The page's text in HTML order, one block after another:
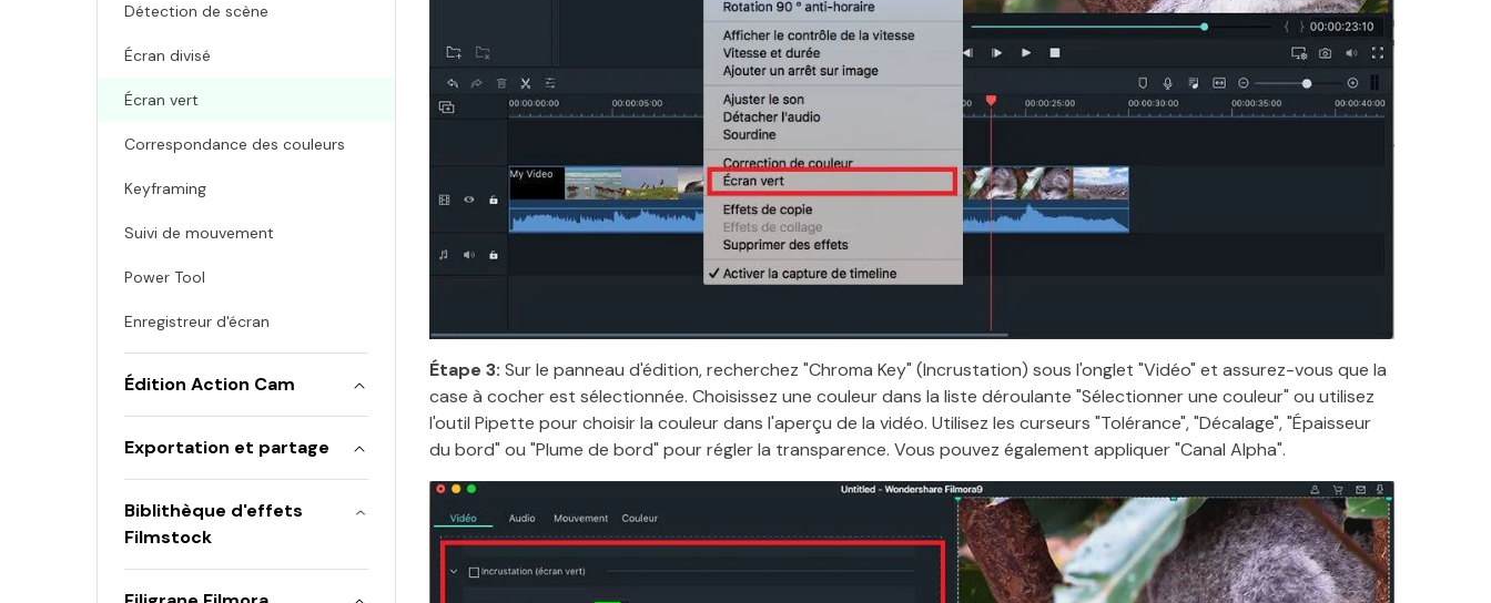
Détection de scène
Écran divisé
Écran vert
Correspondance des couleurs
Keyframing
Suivi de mouvement
Power Tool
Enregistreur d'écran
Édition Action Cam
Exportation et partage
Biblithèque d'effets
Filmstock
Étape 3: Sur le panneau d'édition, recherchez "Chroma Key" (Incrustation) sous l'onglet "Vidéo" et assurez-vous que la
case à cocher est sélectionnée. Choisissez une couleur dans la liste déroulante "Sélectionner une couleur" ou utilisez
l'outil Pipette pour choisir la couleur dans l'aperçu de la vidéo. Utilisez les curseurs "Tolérance", "Décalage", "Épaisseur
du bord" ou "Plume de bord" pour régler la transparence. Vous pouvez également appliquer "Canal Alpha".